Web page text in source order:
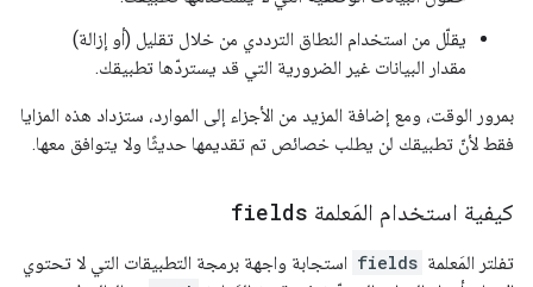
يقلّل من استخدام النطاق الترددي من خلال تقليل (أو إزالة)
مقدار البيانات غير الضرورية التي قد يستردّها تطبيقك.
بمرور الوقت، ومع إضافة المزيد من الأجزاء إلى الموارد، ستزداد هذه المزايا
فقط لأنّ تطبيقك لن يطلب خصائص تم تقديمها حديثًا ولا يتوافق معها.
كيفية استخدام المَعلمة fields
تفلتر المَعلمة fields استجابة واجهة برمجة التطبيقات التي لا تحتوي